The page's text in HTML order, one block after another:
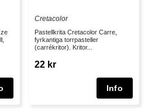
Cretacolor
Pastellkrita Cretacolor Carre,
fyrkantiga torrpasteller
(carrékritor). Kritor...
22 kr